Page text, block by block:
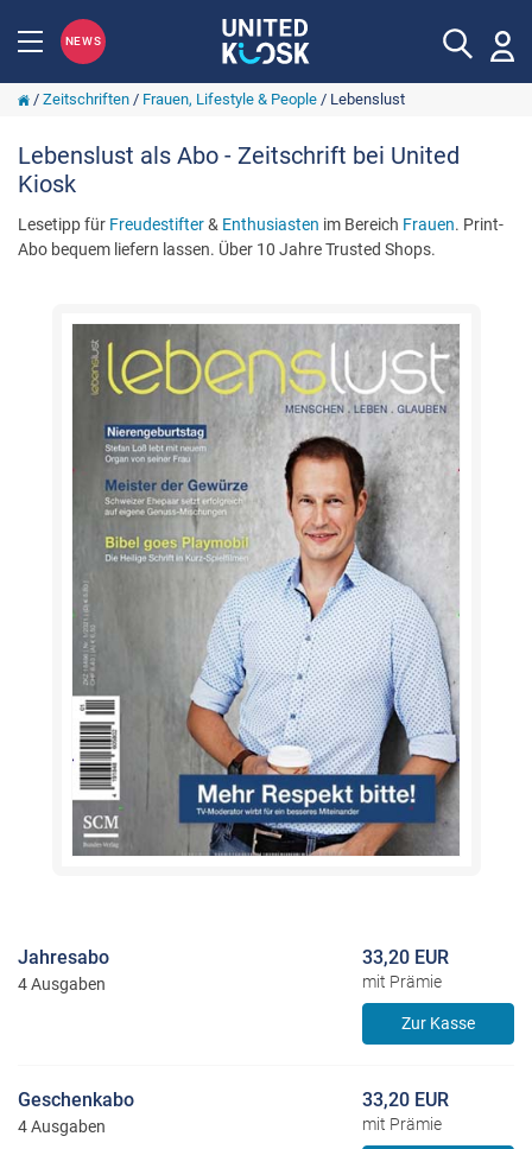
NEWS
/ Zeitschriften/ Frauen, Lifestyle & People/ Lebenslust
Lebenslust als Abo - Zeitschrift bei United
Kiosk
Lesetipp für Freudestifter& Enthusiasten im Bereich Frauen. Print-
Abo bequem liefern lassen. Über 10 Jahre Trusted Shops.
Jahresabo
4 Ausgaben
33,20 EUR
mit Prämie
Zur Kasse
Geschenkabo
4 Ausgaben
33,20 EUR
mit Prämie